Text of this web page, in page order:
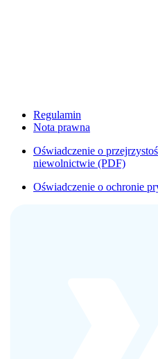
Regulamin
Nota prawna
Oświadczenie o
niewolnictwie (PDF)
Oświadczenie o ochronie